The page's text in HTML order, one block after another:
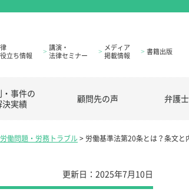
立ち情報
> 講演・
法律セミナー
> メディア
掲載情報
> 書籍出版
事件の
決実績
顧問先の声 弁護
労働問題・労務トラブル> 労働基準法第20条とは？条文
更新日： 2025年7月10日